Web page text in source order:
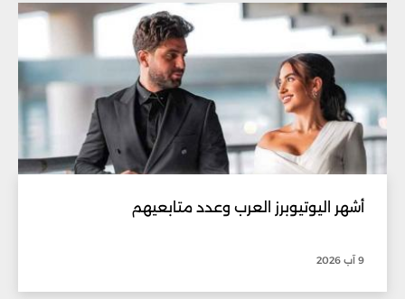
أشهر اليوتيوبرز العرب وعدد متابعيهم
9 آب 2026